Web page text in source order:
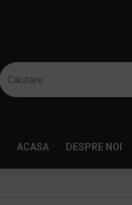
ACASA DESPRE NOI